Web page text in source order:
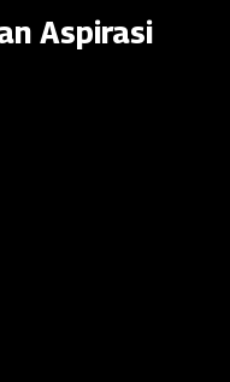
Aspirasi